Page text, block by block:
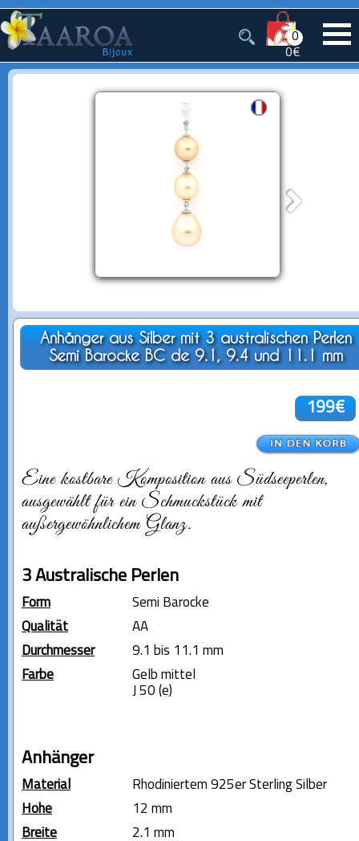
0
0€
Anhänger aus Silber mit 3 australischen Perlen
Semi Barocke BC de 9.1, 9.4 und 11.1 mm
199€
Eine kostbare Komposition aus Südseeperlen,
ausgewählt für ein Schmuckstück mit
außergewöhnlichem Glanz.
3 Australische Perlen
Form
Semi Barocke
Qualität
AA
Durchmesser
9.1 bis 11.1 mm
Farbe
Gelb mittel
J 50 (e)
Anhänger
Material
Rhodiniertem 925er Sterling Silber
Höhe
12 mm
Breite
2.1 mm